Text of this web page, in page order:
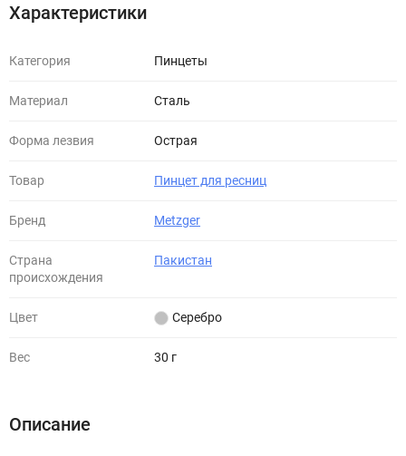
Характеристики
Категория Пинцеты
Материал Сталь
Форма лезвия Острая
Товар Пинцет для ресниц
Бренд Metzger
Страна
происхождения
Пакистан
Цвет Серебро
Вес 30 г
Описание